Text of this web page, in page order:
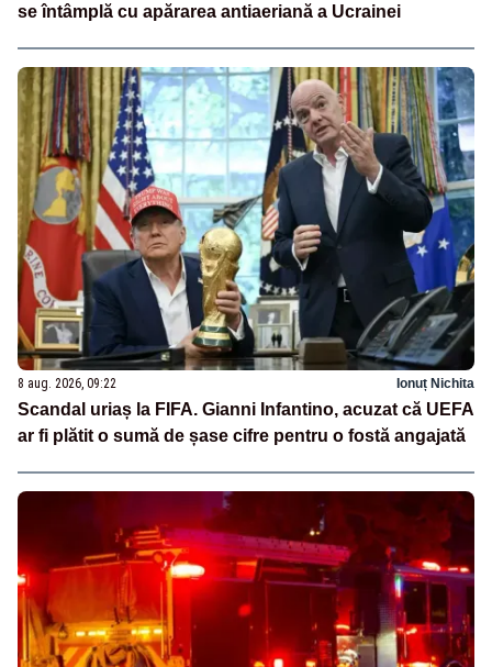
se întâmplă cu apărarea antiaeriană a Ucrainei
8 aug. 2026, 09:22 Ionuț Nichita
Scandal uriaș la FIFA. Gianni Infantino, acuzat că UEFA
ar fi plătit o sumă de șase cifre pentru o fostă angajată